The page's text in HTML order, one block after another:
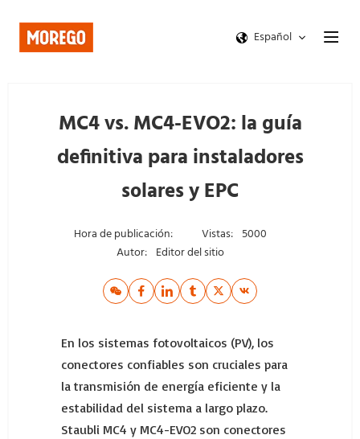
Español
MC4 vs. MC4-EVO2: la guía
definitiva para instaladores
solares y EPC
Hora de publicación: Vistas: 5000
Autor: Editor del sitio
En los sistemas fotovoltaicos (PV), los
conectores confiables son cruciales para
la transmisión de energía eficiente y la
estabilidad del sistema a largo plazo.
Staubli MC4 y MC4-EVO2 son conectores